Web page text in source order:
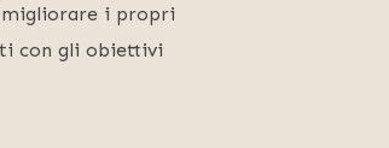
i propri
con gli obiettivi